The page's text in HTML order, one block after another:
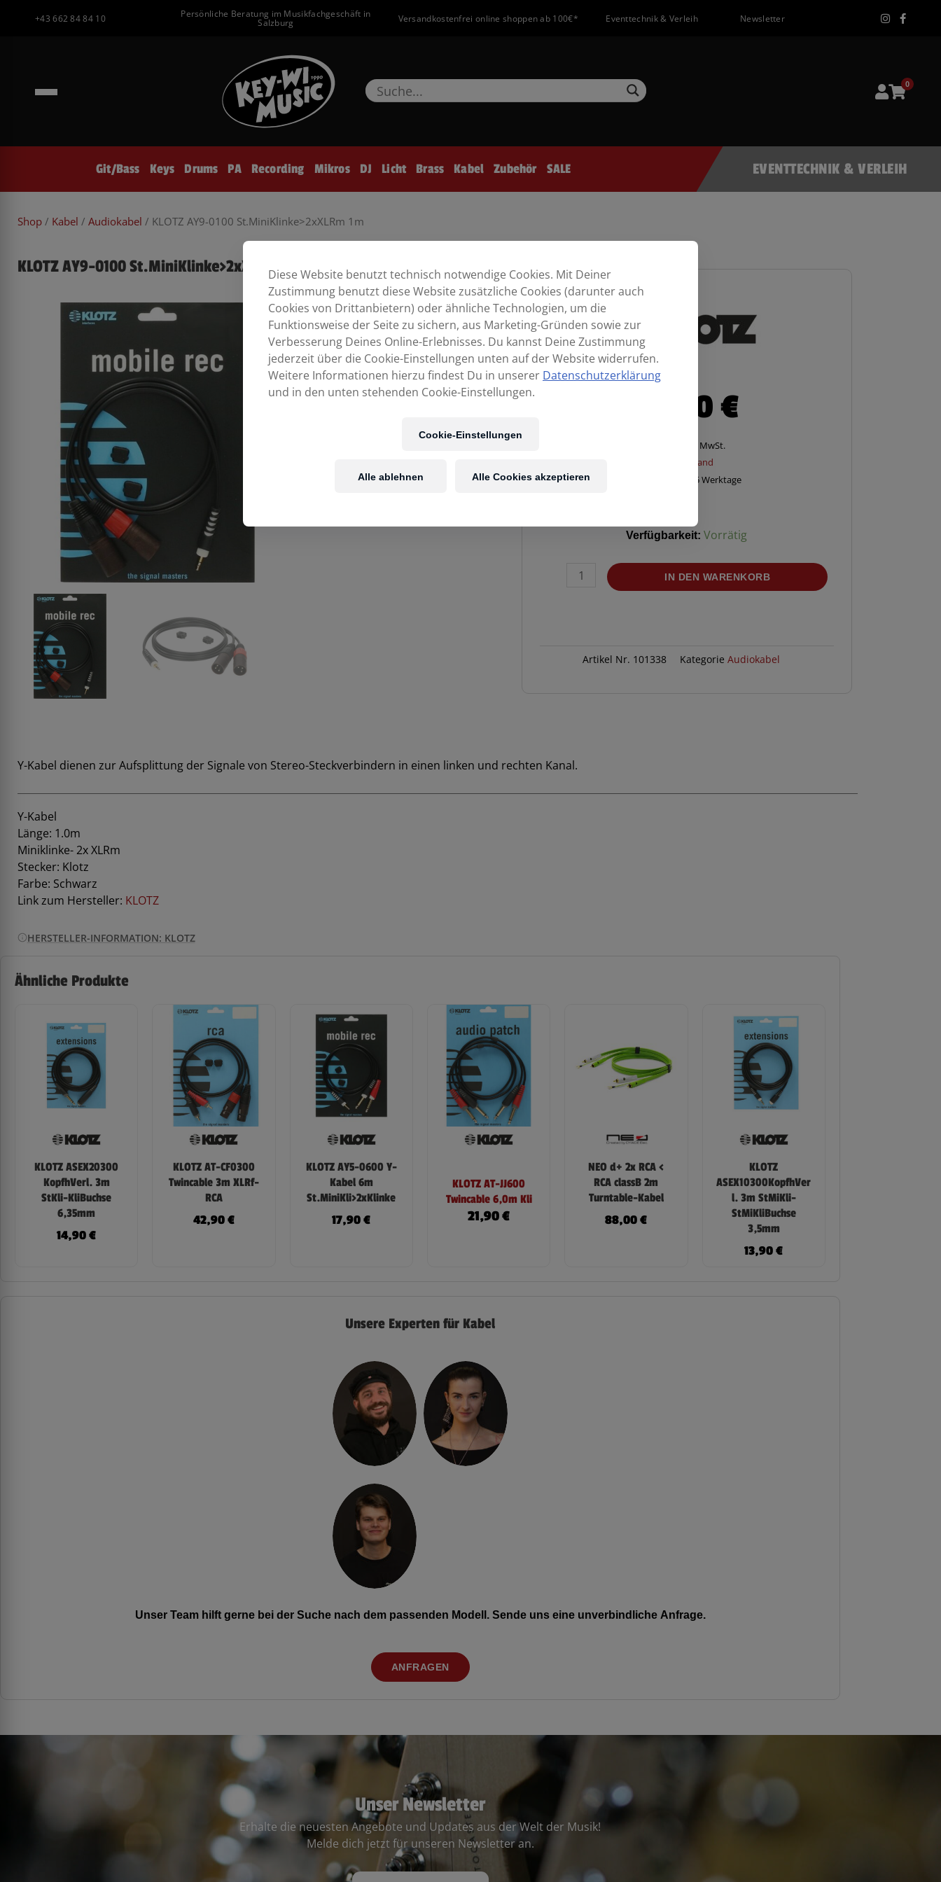
springen+43 662 84 84 10 Persönliche Beratung im Musikfachgeschäft in
Salzburg Versandkostenfrei online shoppen ab 100€* Eventtechnik & Verleih Newsletter
0
Git/Bass Keys Drums PA Recording Mikros DJ Licht Brass Kabel Zubehör SALE EVENTTECHNIK & VERLEIH
Shop / Kabel / Audiokabel / KLOTZ AY9-0100 St.MiniKlinke>2xXLRm 1m
KLOTZ AY9-0100 St.MiniKlinke>2xXLRm 1m
37,90 €
Enthält 20% MwSt.
Versand
Lieferzeit: ca. 2-5 Werktage
Verfügbarkeit: Vorrätig
IN DEN WARENKORB
Artikel Nr. 101338 Kategorie Audiokabel
Y-Kabel dienen zur Aufsplittung der Signale von Stereo-Steckverbindern in einen linken und rechten Kanal.
Y-Kabel
Länge: 1.0m
Miniklinke- 2x XLRm
Stecker: Klotz
Farbe: Schwarz
Link zum Hersteller: KLOTZ
HERSTELLER-INFORMATION: KLOTZ
Ähnliche Produkte
KLOTZ ASEX20300
KopfhVerl. 3m
StKli-KliBuchse
6,35mm
14,90€
KLOTZ AT-CF0300
Twincable 3m XLRf-
RCA
42,90€
KLOTZ AY5-0600 Y-
Kabel 6m
St.MiniKli>2xKlinke
17,90€
KLOTZ AT-JJ600
Twincable 6,0m Kli
21,90€
NEO d+ 2x RCA <
RCA classB 2m
Turntable-Kabel
88,00€
KLOTZ
ASEX10300KopfhVer
l. 3m StMiKli-
StMiKliBuchse
3,5mm
13,90€
Unsere Experten für Kabel
Unser Team hilft gerne bei der Suche nach dem passenden Modell. Sende uns eine unverbindliche Anfrage.
ANFRAGEN
Unser Newsletter
Erhalte die neuesten Angebote und Updates aus der Welt der Musik!
Melde dich jetzt für unseren Newsletter an.
Diese Website benutzt technisch notwendige Cookies. Mit Deiner
Zustimmung benutzt diese Website zusätzliche Cookies (darunter auch
Cookies von Drittanbietern) oder ähnliche Technologien, um die
Funktionsweise der Seite zu sichern, aus Marketing-Gründen sowie zur
Verbesserung Deines Online-Erlebnisses. Du kannst Deine Zustimmung
jederzeit über die Cookie-Einstellungen unten auf der Website widerrufen.
Weitere Informationen hierzu findest Du in unserer Datenschutzerklärung
und in den unten stehenden Cookie-Einstellungen.
Cookie-Einstellungen
Alle ablehnen Alle Cookies akzeptieren